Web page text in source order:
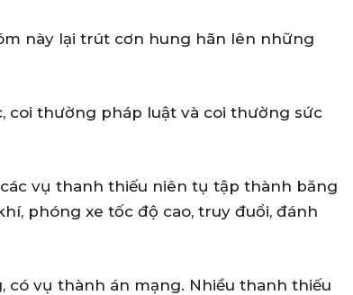
này lại trút cơn hung hãn lên những
coi thường pháp luật và coi thường sức
vụ thanh thiếu niên tụ tập thành băng
phóng xe tốc độ cao, truy đuổi, đánh
vụ thành án mạng. Nhiều thanh thiếu